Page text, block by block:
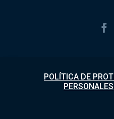
POLÍTICA DE
PERSONALES